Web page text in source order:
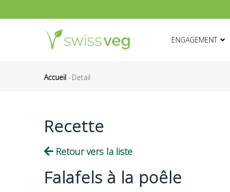
au
ENGAGEMENT
Accueil - Detail
Recette
Retour vers la liste
Falafels à la poêle